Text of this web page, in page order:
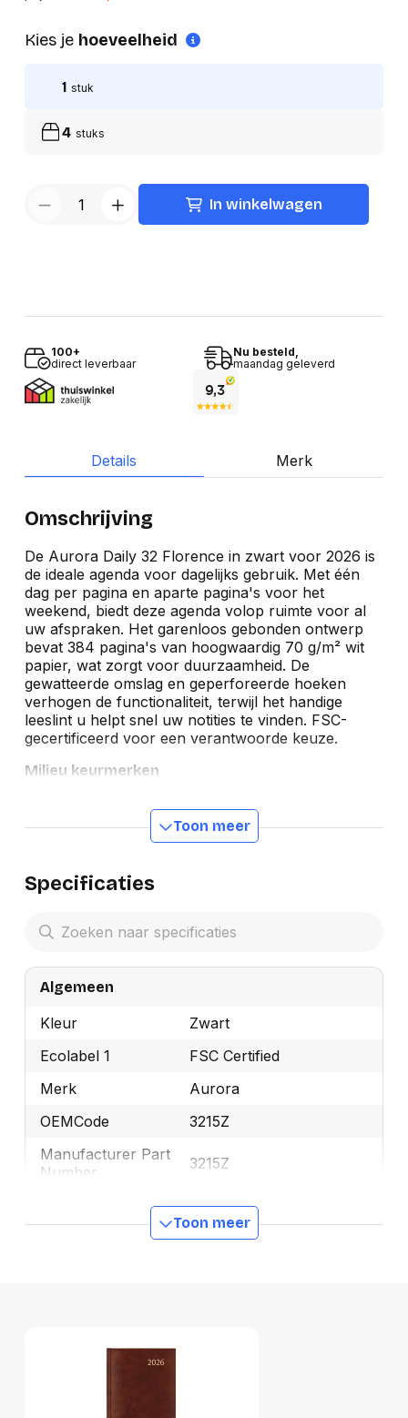
Kies je hoeveelheid
1 stuk
4 stuks
In winkelwagen
100+
direct leverbaar
Nu besteld,
maandag geleverd
Details Merk
Omschrijving
De Aurora Daily 32 Florence in zwart voor 2026 is
de ideale agenda voor dagelijks gebruik. Met één
dag per pagina en aparte pagina's voor het
weekend, biedt deze agenda volop ruimte voor al
uw afspraken. Het garenloos gebonden ontwerp
bevat 384 pagina's van hoogwaardig 70 g/m² wit
papier, wat zorgt voor duurzaamheid. De
gewatteerde omslag en geperforeerde hoeken
verhogen de functionaliteit, terwijl het handige
leeslint u helpt snel uw notities te vinden. FSC-
gecertificeerd voor een verantwoorde keuze.
Milieu keurmerken
Toon meer
Specificaties
Algemeen
Kleur
Zwart
Ecolabel 1
FSC Certified
Merk
Aurora
OEMCode
3215Z
Manufacturer Part
Number
3215Z
Ja
5411028432134
Toon meer